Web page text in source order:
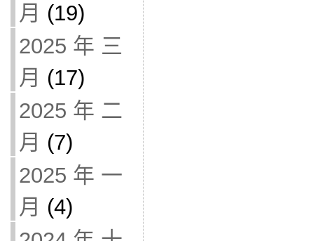
月 (19)
2025 年 三
月 (17)
2025 年 二
月 (7)
2025 年 一
月 (4)